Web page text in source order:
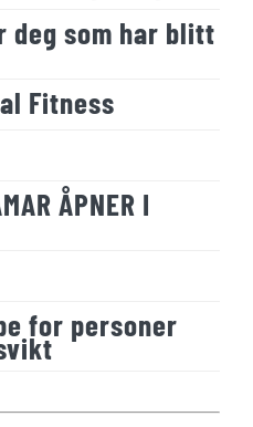
deg som har blitt
Fitness
ÅPNER I
for personer